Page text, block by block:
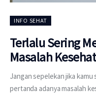
INFO SEHAT
Terlalu Sering
Masalah
Jangan sepelekan jika
pertanda adanya masalah